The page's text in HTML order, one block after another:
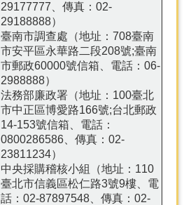
29177777、傳真：02-
29188888）
臺南市調查處（地址：708臺南
市安平區永華路二段208號;臺南
市郵政60000號信箱、電話：06-
2988888）
法務部廉政署（地址：100臺北
市中正區博愛路166號;台北郵政
14-153號信箱、電話：
0800286586、傳真：02-
23811234）
中央採購稽核小組（地址：110
臺北市信義區松仁路3號9樓、電
話：02-87897548、傳真：02-